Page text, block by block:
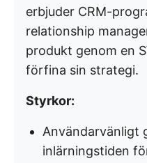
erbjuder CRM-
relationship
produkt genom en
förfina sin strategi.
Styrkor:
Användarvänligt
inlärningstiden